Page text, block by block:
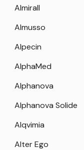
Almirall
Almusso
Alpecin
AlphaMed
Alphanova
Alphanova Solide
Alqvimia
Alter Ego